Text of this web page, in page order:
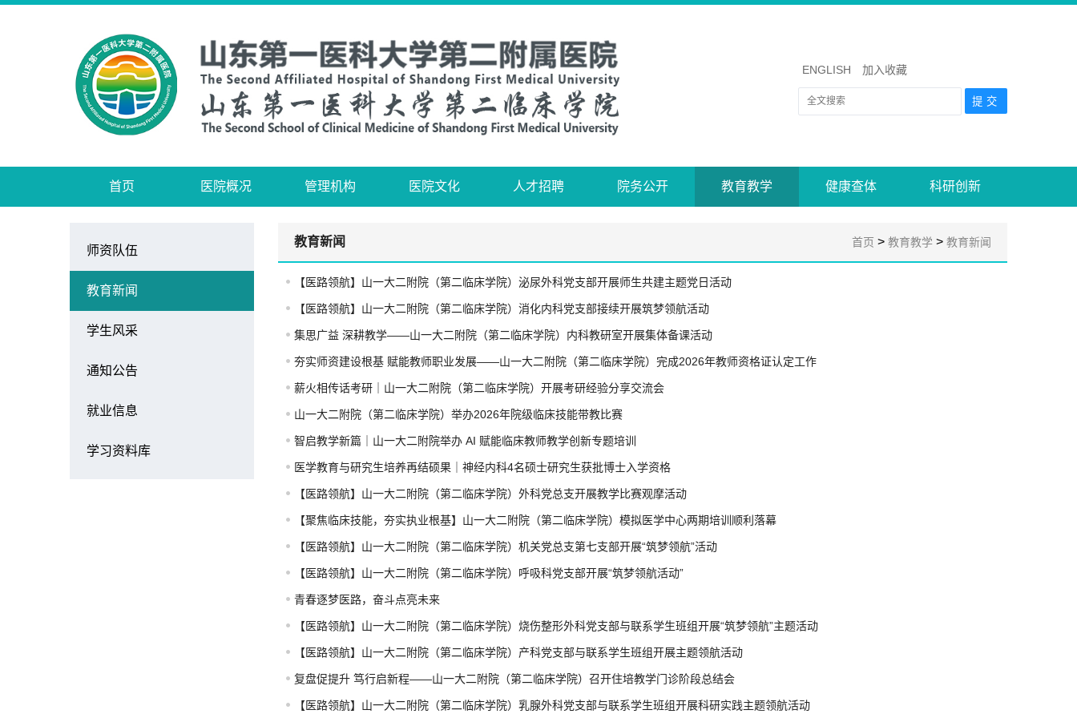
ENGLISH 加入收藏
首页 医院概况 管理机构 医院文化 人才招聘 院务公开 教育教学 健康查体 科研创新
师资队伍
教育新闻
学生风采
通知公告
就业信息
学习资料库
教育新闻 首页 > 教育教学 > 教育新闻
【医路领航】山一大二附院（第二临床学院）泌尿外科党支部开展师生共建主题党日活动
【医路领航】山一大二附院（第二临床学院）消化内科党支部接续开展筑梦领航活动
集思广益 深耕教学——山一大二附院（第二临床学院）内科教研室开展集体备课活动
夯实师资建设根基 赋能教师职业发展——山一大二附院（第二临床学院）完成2026年教师资格证认定工作
薪火相传话考研｜山一大二附院（第二临床学院）开展考研经验分享交流会
山一大二附院（第二临床学院）举办2026年院级临床技能带教比赛
智启教学新篇｜山一大二附院举办 AI 赋能临床教师教学创新专题培训
医学教育与研究生培养再结硕果｜神经内科4名硕士研究生获批博士入学资格
【医路领航】山一大二附院（第二临床学院）外科党总支开展教学比赛观摩活动
【聚焦临床技能，夯实执业根基】山一大二附院（第二临床学院）模拟医学中心两期培训顺利落幕
【医路领航】山一大二附院（第二临床学院）机关党总支第七支部开展“筑梦领航”活动
【医路领航】山一大二附院（第二临床学院）呼吸科党支部开展“筑梦领航活动”
青春逐梦医路，奋斗点亮未来
【医路领航】山一大二附院（第二临床学院）烧伤整形外科党支部与联系学生班组开展“筑梦领航”主题活动
【医路领航】山一大二附院（第二临床学院）产科党支部与联系学生班组开展主题领航活动
复盘促提升 笃行启新程——山一大二附院（第二临床学院）召开住培教学门诊阶段总结会
【医路领航】山一大二附院（第二临床学院）乳腺外科党支部与联系学生班组开展科研实践主题领航活动